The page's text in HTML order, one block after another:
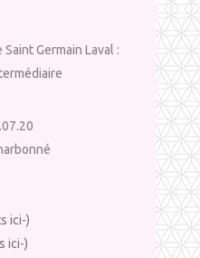
Germain Laval :
ici-)
ici-)